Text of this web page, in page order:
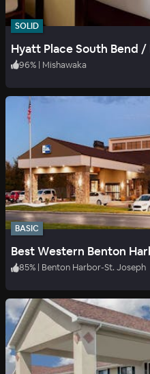
SOLID
Hyatt Place South Bend /
96% | Mishawaka
BASIC
Best Western Benton
85% | Benton Harbor-St. Joseph